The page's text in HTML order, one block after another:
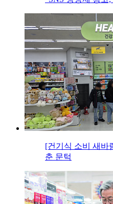
[건기식 소비 새바
춘 문턱